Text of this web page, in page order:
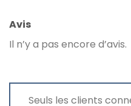
Avis
Il n’y a pas encore d’avis.
Seuls les clients